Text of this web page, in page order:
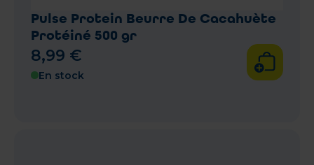
Pulse Protein Beurre De Cacahuète
Protéiné 500 gr
8,99 €
En stock